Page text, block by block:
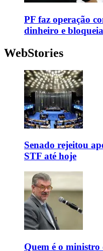
PF faz operação
dinheiro e
WebStories
Senado rejeitou
STF até hoje
Quem é o ministro